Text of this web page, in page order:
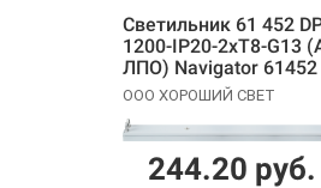
Светильник 61 452
1200-IP20-2хT8-G13
ЛПО) Navigator 61452
ООО ХОРОШИЙ СВЕТ
244.20 руб.